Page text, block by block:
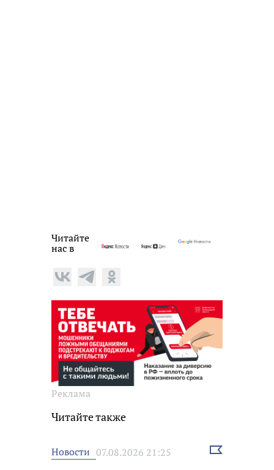
Читайте
нас в
Реклама
Читайте также
Новости 07.08.2026 21:25
Выбрать